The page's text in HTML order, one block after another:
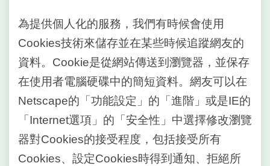
台
通
隱
私
權
網
為提供個人化的服務，我們有時候會使用
Cookies技術來儲存並在某些時候追蹤網友的
資料。Cookie是從網站傳送到瀏覽器，並保存
在使用者電腦硬碟中的簡短資料。網友可以在
Netscape的「功能設定」的「進階」或是IE的
「Internet選項」的「安全性」中選擇修改瀏覽
器對Cookies的接受程度，包括接受所有
Cookies、設定Cookies時得到通知、拒絕所